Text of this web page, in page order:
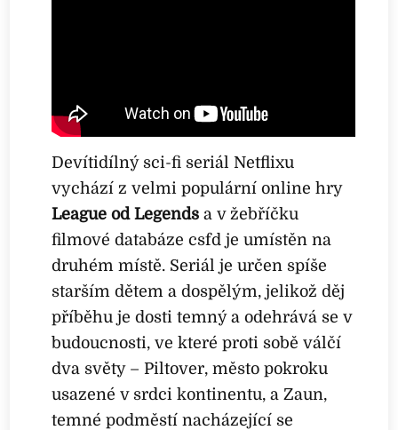
Devítidílný sci-fi seriál Netflixu
vychází z velmi populární online hry
League od Legends a v žebříčku
filmové databáze csfd je umístěn na
druhém místě. Seriál je určen spíše
starším dětem a dospělým, jelikož děj
příběhu je dosti temný a odehrává se v
budoucnosti, ve které proti sobě válčí
dva světy – Piltover, město pokroku
usazené v srdci kontinentu, a Zaun,
temné podměstí nacházející se